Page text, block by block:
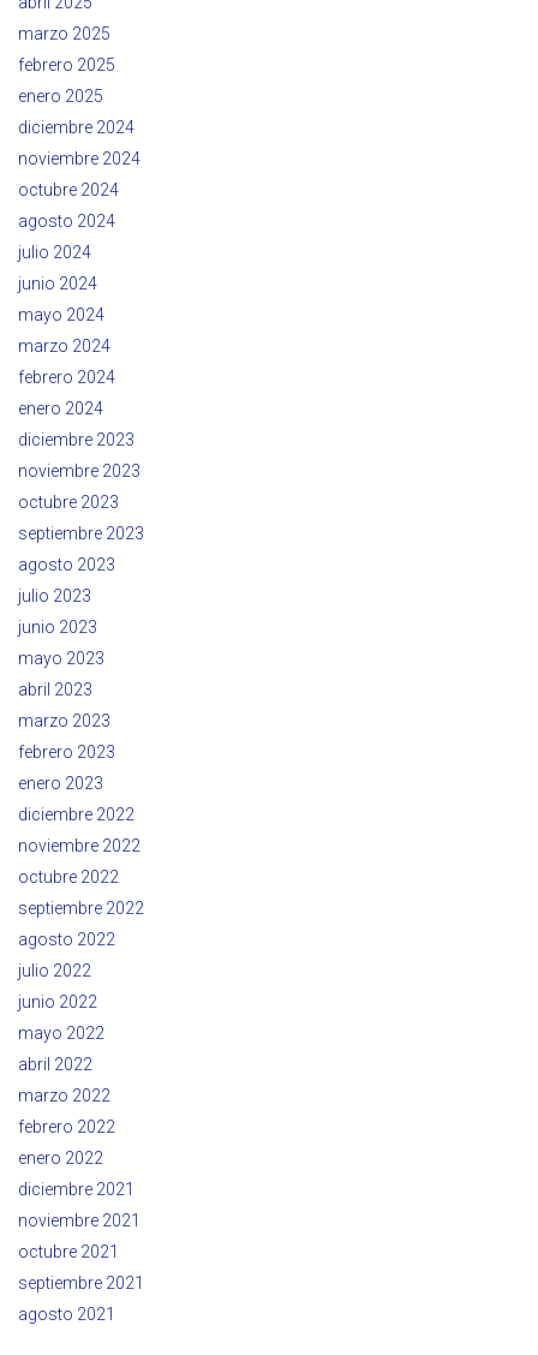
marzo 2025
febrero 2025
enero 2025
diciembre 2024
noviembre 2024
octubre 2024
agosto 2024
julio 2024
junio 2024
mayo 2024
marzo 2024
febrero 2024
enero 2024
diciembre 2023
noviembre 2023
octubre 2023
septiembre 2023
agosto 2023
julio 2023
junio 2023
mayo 2023
abril 2023
marzo 2023
febrero 2023
enero 2023
diciembre 2022
noviembre 2022
octubre 2022
septiembre 2022
agosto 2022
julio 2022
junio 2022
mayo 2022
abril 2022
marzo 2022
febrero 2022
enero 2022
diciembre 2021
noviembre 2021
octubre 2021
septiembre 2021
agosto 2021